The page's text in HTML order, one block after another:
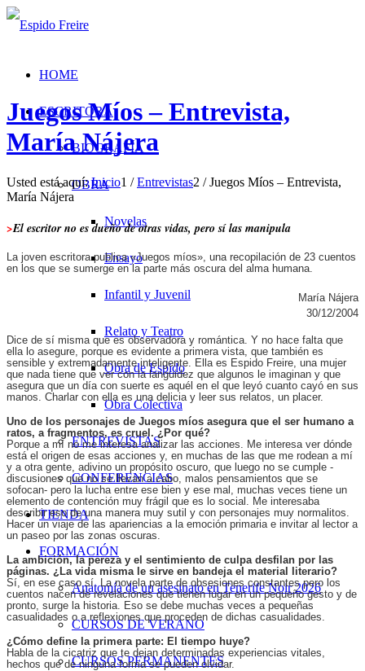
HOME
ESCRITORA
BIOGRAFÍA
OBRA
Novelas
Ensayo
Infantil y Juvenil
Relato y Teatro
Obra de Espido
Obra Colectiva
ENTREVISTAS
CONFERENCIAS
TIENDA
FORMACIÓN
Anatomía de un asesinato en Tenerife Noir 2026
CURSOS DE VERANO
CURSOS PERMANENTES
Juegos Míos – Entrevista,
María Nájera
Usted está aquí: Inicio1 / Entrevistas2 / Juegos Míos – Entrevista,
María Nájera
>El escritor no es dueño de otras vidas, pero sí las manipula
La joven escritora publica «Juegos míos», una recopilación de 23 cuentos
en los que se sumerge en la parte más oscura del alma humana.
María Nájera
30/12/2004
Dice de sí misma que es observadora y romántica. Y no hace falta que
ella lo asegure, porque es evidente a primera vista, que también es
sensible y extremadamente inteligente. Ella es Espido Freire, una mujer
que nada tiene que ver con la languidez que algunos le imaginan y que
asegura que un día con suerte es aquél en el que leyó cuanto cayó en sus
manos. Charlar con ella es una delicia y leer sus relatos, un placer.
Uno de los personajes de Juegos míos asegura que el ser humano a
ratos, a fragmentos, es cruel. ¿Por qué?
Porque a mí no me interesa analizar las acciones. Me interesa ver dónde
está el origen de esas acciones y, en muchas de las que me rodean a mí
y a otra gente, adivino un propósito oscuro, que luego no se cumple -
discusiones que no se llevan a cabo, malos pensamientos que se
sofocan- pero la lucha entre ese bien y ese mal, muchas veces tiene un
elemento de contención muy frágil que es lo social. Me interesaba
describir eso de una manera muy sutil y con personajes muy normalitos.
Hacer un viaje de las apariencias a la emoción primaria e invitar al lector a
un paseo por las zonas oscuras.
La ambición, la pereza y el sentimiento de culpa desfilan por las
páginas. ¿La vida misma le sirve en bandeja el material literario?
Sí, en ese caso sí. La novela parte de obsesiones constantes pero los
cuentos nacen de revelaciones que tienen lugar en un pequeño gesto y de
pronto, surge la historia. Eso se debe muchas veces a pequeñas
casualidades o a reflexiones que proceden de dichas casualidades.
¿Cómo define la primera parte: El tiempo huye?
Habla de la cicatriz que te dejan determinadas experiencias vitales,
hechos que de ninguna forma se pueden olvidar.